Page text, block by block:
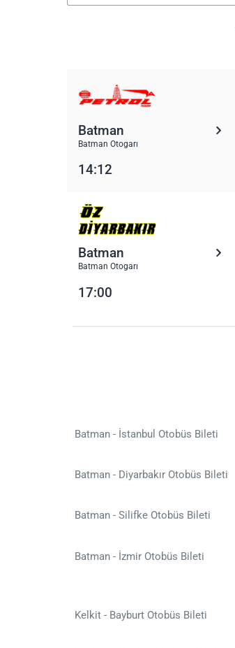
Batman
Batman Otogarı
14:12
Batman
Batman Otogarı
17:00
Batman - İstanbul Otobüs Bileti
Batman - Diyarbakır Otobüs Bileti
Batman - Silifke Otobüs Bileti
Batman - İzmir Otobüs Bileti
Kelkit - Bayburt Otobüs Bileti